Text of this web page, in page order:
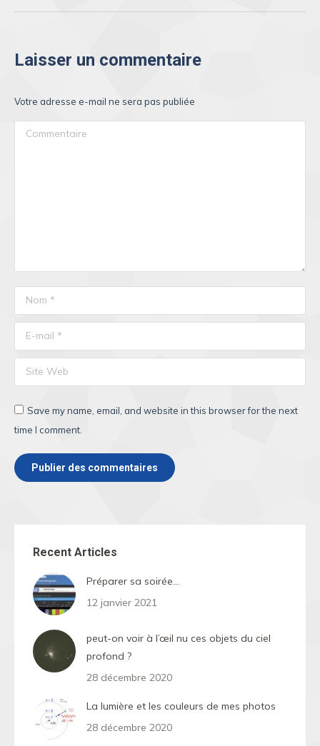
Laisser un commentaire
Votre adresse e-mail ne sera pas publiée
Commentaire
Nom *
E-mail *
Site Web
Save my name, email, and website in this browser for the next
time I comment.
Publier des commentaires
Recent Articles
Préparer sa soirée…
12 janvier 2021
peut-on voir à l’œil nu ces objets du ciel
profond ?
28 décembre 2020
La lumière et les couleurs de mes photos
28 décembre 2020